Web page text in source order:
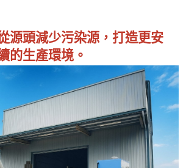
源頭減少污染源，打造更安
的生產環境。